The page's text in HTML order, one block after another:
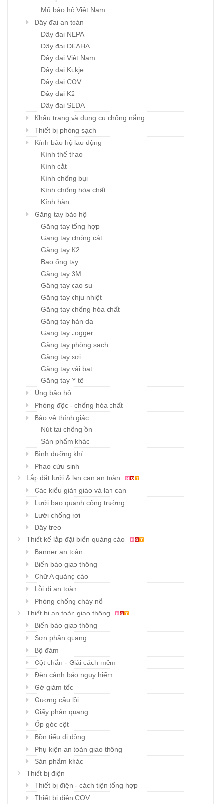
Mũ bảo hộ Việt Nam
Dây đai an toàn
Dây đai NEPA
Dây đai DEAHA
Dây đai Việt Nam
Dây đai Kukje
Dây đai COV
Dây đai K2
Dây đai SEDA
Khẩu trang và dụng cụ chống nắng
Thiết bị phòng sạch
Kính bảo hộ lao động
Kính thể thao
Kính cắt
Kính chống bụi
Kính chống hóa chất
Kính hàn
Găng tay bảo hộ
Găng tay tổng hợp
Găng tay chống cắt
Găng tay K2
Bao ống tay
Găng tay 3M
Găng tay cao su
Găng tay chịu nhiệt
Găng tay chống hóa chất
Găng tay hàn da
Găng tay Jogger
Găng tay phòng sạch
Găng tay sợi
Găng tay vải bạt
Găng tay Y tế
Ủng bảo hộ
Phòng độc - chống hóa chất
Bảo vệ thính giác
Nút tai chống ồn
Sản phẩm khác
Bình dưỡng khí
Phao cứu sinh
Lắp đặt lưới & lan can an toàn
Các kiểu giàn giáo và lan can
Lưới bao quanh công trường
Lưới chống rơi
Dây treo
Thiết kế lắp đặt biển quảng cáo
Banner an toàn
Biển báo giao thông
Chữ A quảng cáo
Lỗi đi an toàn
Phòng chống cháy nổ
Thiết bị an toàn giao thông
Biển báo giao thông
Sơn phản quang
Bộ đàm
Cột chắn - Giải cách mềm
Đèn cảnh báo nguy hiểm
Gờ giảm tốc
Gương cầu lồi
Giấy phản quang
Ốp góc cột
Bồn tiểu di động
Phụ kiện an toàn giao thông
Sản phẩm khác
Thiết bị điện
Thiết bị điện - cách tiện tổng hợp
Thiết bị điện COV